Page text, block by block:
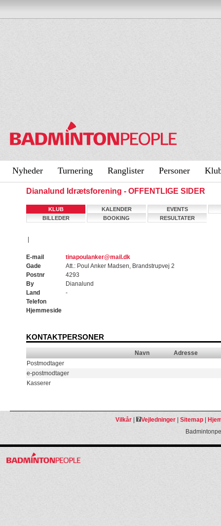
Nyheder Turnering Ranglister Personer
Dianalund Idrætsforening - OFFENTLIGE SIDER
KLUB KALENDER
EVENTS
BILLEDER
BOOKING RESULTATER
E-mail
tinapoulanker@mail.dk
Gade
Att.: Poul Anker Madsen, Brandstrupvej 2
Postnr
4293
By
Dianalund
Land
-
Telefon
Hjemmeside
KONTAKTPERSONER
Navn
Adresse
Postmodtager
e-postmodtager
Kasserer
Vilkår| Vejledninger| Sitemap|